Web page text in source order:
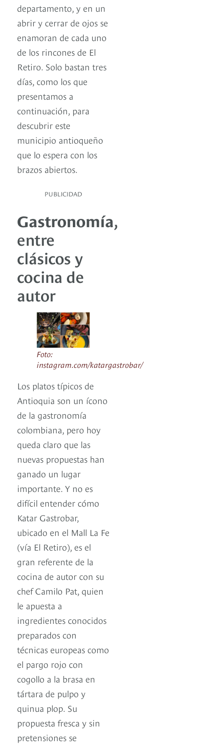
departamento, y en un
abrir y cerrar de ojos se
enamoran de cada uno
de los rincones de El
Retiro. Solo bastan tres
días, como los que
presentamos a
continuación, para
descubrir este
municipio antioqueño
que lo espera con los
brazos abiertos.
PUBLICIDAD
Gastronomía,
entre
clásicos y
cocina de
autor
Foto:
instagram.com/katargastrobar/
Los platos típicos de
Antioquia son un ícono
de la gastronomía
colombiana, pero hoy
queda claro que las
nuevas propuestas han
ganado un lugar
importante. Y no es
difícil entender cómo
Katar Gastrobar,
ubicado en el Mall La Fe
(vía El Retiro), es el
gran referente de la
cocina de autor con su
chef Camilo Pat, quien
le apuesta a
ingredientes conocidos
preparados con
técnicas europeas como
el pargo rojo con
cogollo a la brasa en
tártara de pulpo y
quinua plop. Su
propuesta fresca y sin
pretensiones se